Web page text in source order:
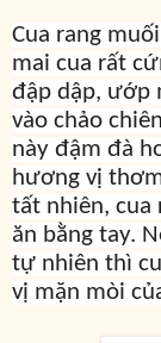
Cua rang
mai cua rất
đập dập, ướp
vào chảo
này đậm đà
hương vị
tất nhiên, cua
ăn bằng tay.
tự nhiên thì
vị mặn mòi